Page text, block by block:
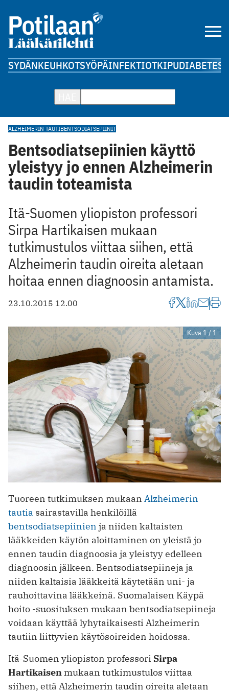
SYDÄNKEUHKOTSYÖPÄINFEKTIOTKIPUDIABETES
ALZHEIMERIN TAUTIBENTSODIATSEPIINIT
Bentsodiatsepiinien käyttö
yleistyy jo ennen Alzheimerin
taudin toteamista
Itä-Suomen yliopiston professori
Sirpa Hartikaisen mukaan
tutkimustulos viittaa siihen, että
Alzheimerin taudin oireita aletaan
hoitaa ennen diagnoosin antamista.
23.10.2015 12.00
Kuva 1 / 1
Tuoreen tutkimuksen mukaan Alzheimerin
tautia sairastavilla henkilöillä
bentsodiatsepiinien ja niiden kaltaisten
lääkkeiden käytön aloittaminen on yleistä jo
ennen taudin diagnoosia ja yleistyy edelleen
diagnoosin jälkeen. Bentsodiatsepiineja ja
niiden kaltaisia lääkkeitä käytetään uni- ja
rauhoittavina lääkkeinä. Suomalaisen Käypä
hoito -suosituksen mukaan bentsodiatsepiineja
voidaan käyttää lyhytaikaisesti Alzheimerin
tautiin liittyvien käytösoireiden hoidossa.
Itä-Suomen yliopiston professori Sirpa
Hartikaisen mukaan tutkimustulos viittaa
siihen, että Alzheimerin taudin oireita aletaan